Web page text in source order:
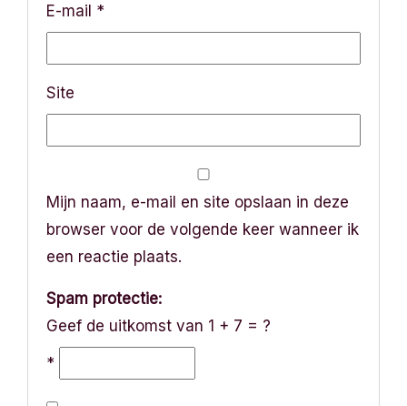
E-mail *
Site
Mijn naam, e-mail en site opslaan in deze
browser voor de volgende keer wanneer ik
een reactie plaats.
Spam protectie:
Geef de uitkomst van 1 + 7 = ?
*